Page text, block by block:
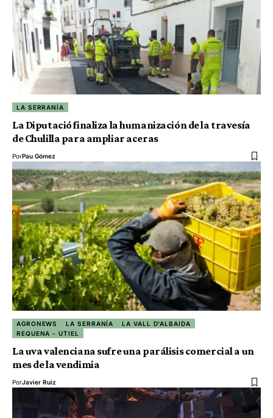
LA SERRANÍA
La Diputació finaliza la humanización de la travesía
de Chulilla para ampliar aceras
PorPau Gómez
AGRONEWS LA SERRANÍA
LA VALL D'ALBAIDA
REQUENA - UTIEL
La uva valenciana sufre una parálisis comercial a un
mes de la vendimia
PorJavier Ruiz